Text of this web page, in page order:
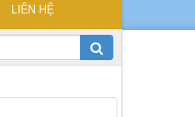
LIÊN HỆ
TƯỜNG